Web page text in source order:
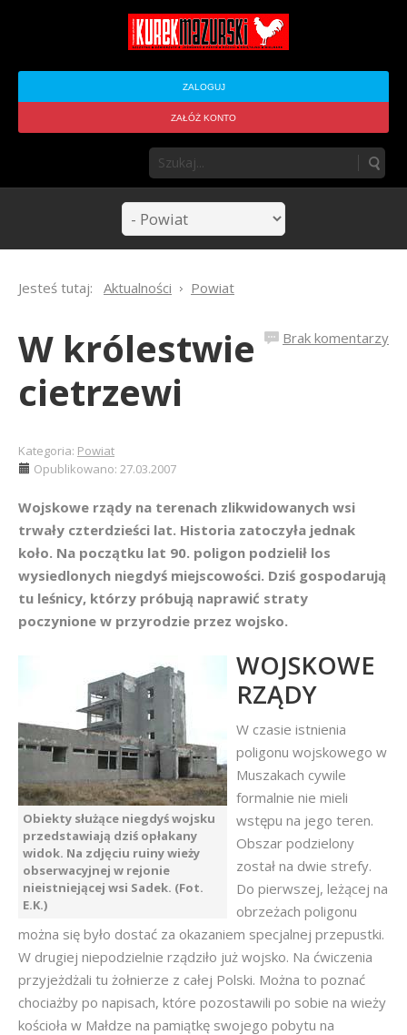
ZALOGUJ
ZAŁÓŻ KONTO
Jesteś tutaj: Aktualności Powiat
Brak komentarzy
W królestwie
cietrzewi
Kategoria: Powiat
Opublikowano: 27.03.2007
Wojskowe rządy na terenach zlikwidowanych wsi
trwały czterdzieści lat. Historia zatoczyła jednak
koło. Na początku lat 90. poligon podzielił los
wysiedlonych niegdyś miejscowości. Dziś gospodarują
tu leśnicy, którzy próbują naprawić straty
poczynione w przyrodzie przez wojsko.
Obiekty służące niegdyś wojsku
przedstawiają dziś opłakany
widok. Na zdjęciu ruiny wieży
obserwacyjnej w rejonie
nieistniejącej wsi Sadek. (Fot.
E.K.)
WOJSKOWE
RZĄDY
W czasie istnienia
poligonu wojskowego w
Muszakach cywile
formalnie nie mieli
wstępu na jego teren.
Obszar podzielony
został na dwie strefy.
Do pierwszej, leżącej na
obrzeżach poligonu
można się było dostać za okazaniem specjalnej przepustki.
W drugiej niepodzielnie rządziło już wojsko. Na ćwiczenia
przyjeżdżali tu żołnierze z całej Polski. Można to poznać
chociażby po napisach, które pozostawili po sobie na wieży
kościoła w Małdze na pamiątkę swojego pobytu na